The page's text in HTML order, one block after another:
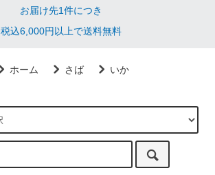
お届け先1件につき
税込6,000円以上で送料無料
ホーム さば いか